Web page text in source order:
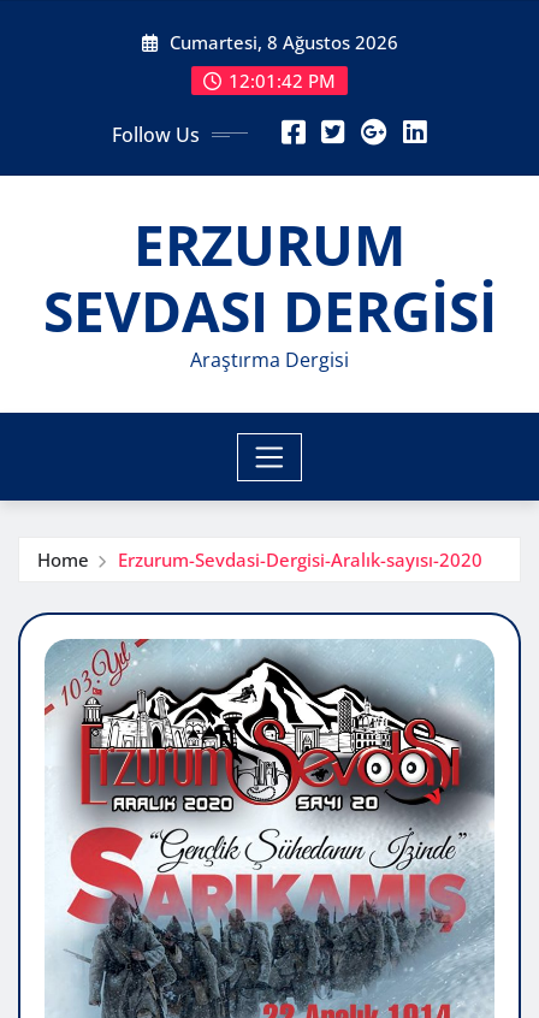
Cumartesi, 8 Ağustos 2026
12:01:44 PM
Follow Us
ERZURUM
SEVDASI DERGİSİ
Araştırma Dergisi
Home Erzurum-Sevdasi-Dergisi-Aralık-sayısı-2020